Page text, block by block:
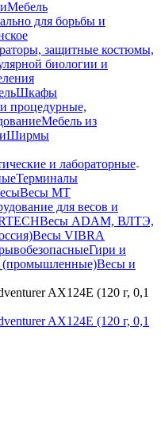
Мебель
для борьбы и
защитные костюмы,
биологии и
Шкафы
процедурные,
Мебель из
Ширмы
и лабораторные
Терминалы
Весы MT
для весов и
Весы ADAM, ВЛТЭ,
Весы VIBRA
Гири и
(промышленные)Весы и
AX124E (120 г, 0,1